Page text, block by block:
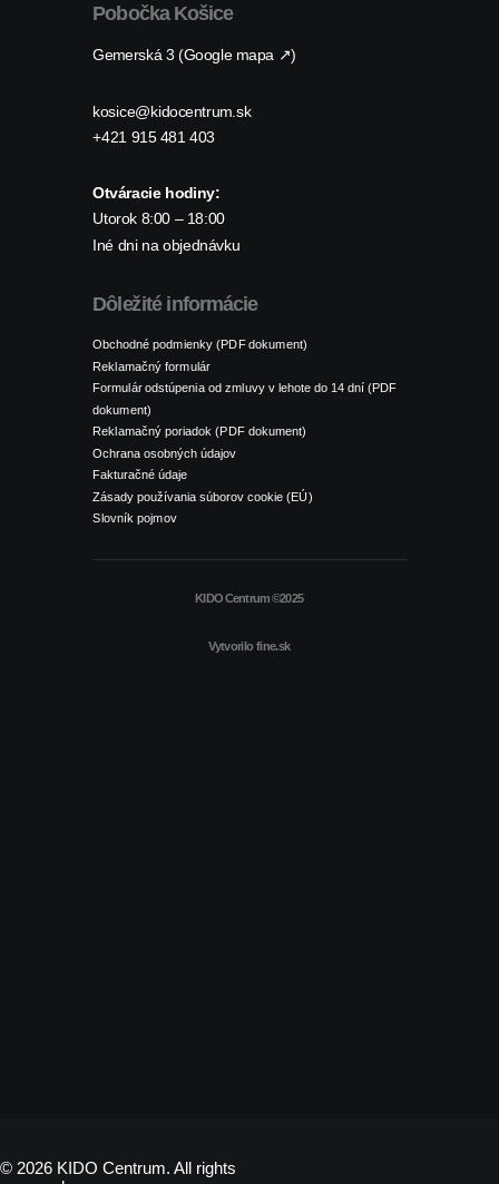
Pobočka Košice
Gemerská 3 (Google mapa ↗)
kosice@kidocentrum.sk
+421 915 481 403
Otváracie hodiny:
Utorok 8:00 – 18:00
Iné dni na objednávku
Dôležité informácie
Obchodné podmienky (PDF dokument)
Reklamačný formulár
Formulár odstúpenia od zmluvy v lehote do 14 dní (PDF
dokument)
Reklamačný poriadok (PDF dokument)
Ochrana osobných údajov
Fakturačné údaje
Zásady používania súborov cookie (EÚ)
Slovník pojmov
KIDO Centrum ©2025
Vytvorilo fine.sk
© 2026 KIDO Centrum. All rights